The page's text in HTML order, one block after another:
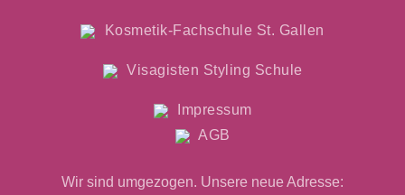
Kosmetik-Fachschule St. Gallen
Visagisten Styling Schule
Impressum
AGB
Wir sind umgezogen. Unsere neue Adresse: